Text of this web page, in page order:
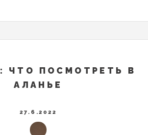
ЧТО ПОСМОТРЕТЬ В
АЛАНЬЕ
27.6.2022